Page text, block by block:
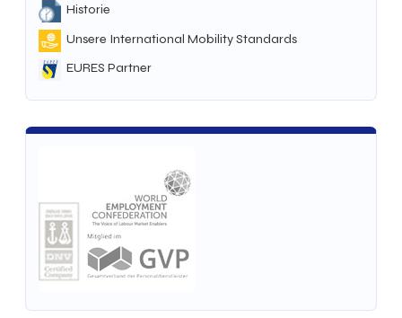
Historie
Unsere International Mobility Standards
EURES Partner